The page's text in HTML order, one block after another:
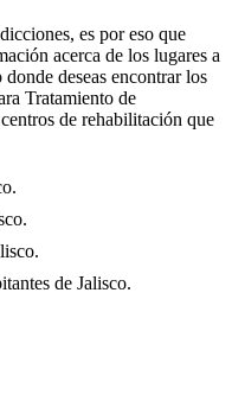
es por eso que
acerca de los lugares a
deseas encontrar los
Tratamiento de
de rehabilitación que
de Jalisco.